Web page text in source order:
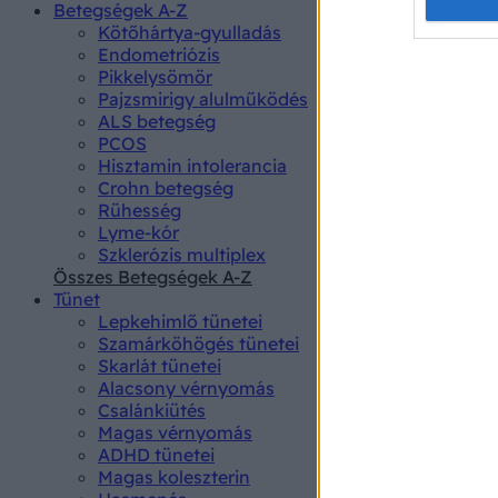
Betegségek A-Z
Kötőhártya-gyulladás
Endometriózis
Pikkelysömör
Pajzsmirigy alulműködés
ALS betegség
PCOS
Hisztamin intolerancia
Crohn betegség
Rühesség
Lyme-kór
Szklerózis multiplex
Összes Betegségek A-Z
Tünet
Lepkehimlő tünetei
Szamárköhögés tünetei
Skarlát tünetei
Alacsony vérnyomás
Csalánkiütés
Magas vérnyomás
ADHD tünetei
Magas koleszterin